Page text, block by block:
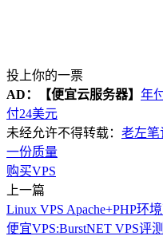
投上你的一票
AD：
【便宜云服务器】 年
付24美元
未经允许不得转载： 老左笔
一份质量
购买VPS
上一篇
Linux VPS Apache+PHP环
便宜VPS:BurstNET VPS评